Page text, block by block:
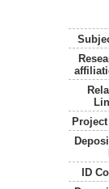
Project
ID